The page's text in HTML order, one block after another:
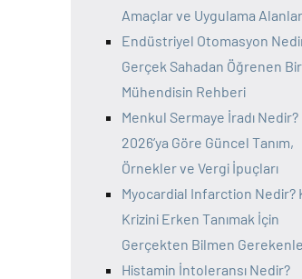
Amaçlar ve Uygulama
Endüstriyel Otomasyon
Gerçek Sahadan Öğrenen Bir
Mühendisin Rehberi
Menkul Sermaye İradı Nedir?
2026’ya Göre Güncel Tanım,
Örnekler ve Vergi İpuçları
Myocardial Infarction Nedir?
Krizini Erken Tanımak İçin
Gerçekten Bilmen
Histamin İntoleransı Nedir?